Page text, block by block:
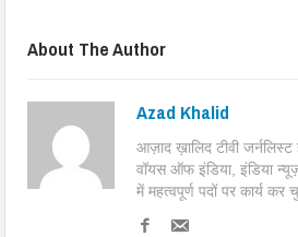
About The Author
Azad Khalid
आज़ाद ख़ालिद टीवी जर्नलिस्ट
वॉयस ऑफ इंडिया, इंडिया
में महत्वपूर्ण पदों पर कार्य कर